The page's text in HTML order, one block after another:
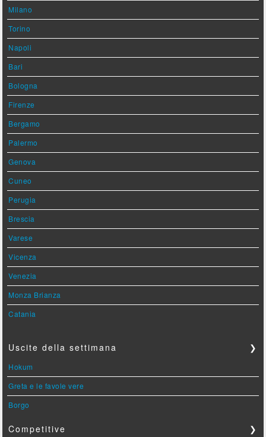
Milano
Torino
Napoli
Bari
Bologna
Firenze
Bergamo
Palermo
Genova
Cuneo
Perugia
Brescia
Varese
Vicenza
Venezia
Monza Brianza
Catania
Uscite della settimana ❯
Hokum
Greta e le favole vere
Borgo
Competitive ❯